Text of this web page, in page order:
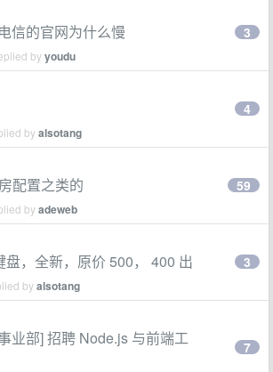
信的官网为什么慢
byyoudu
3
byalsotang
4
配置之类的
byadeweb
59
盘，全新，原价 500， 400 出
byalsotang
3
业部] 招聘 Node.js 与前端工
7